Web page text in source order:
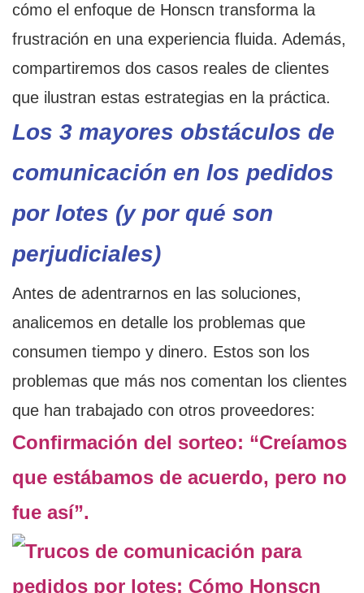
cómo el enfoque de Honscn transforma la
frustración en una experiencia fluida. Además,
compartiremos dos casos reales de clientes
que ilustran estas estrategias en la práctica.
Los 3 mayores obstáculos de
comunicación en los pedidos
por lotes (y por qué son
perjudiciales)
Antes de adentrarnos en las soluciones,
analicemos en detalle los problemas que
consumen tiempo y dinero. Estos son los
problemas que más nos comentan los clientes
que han trabajado con otros proveedores:
Confirmación del sorteo: “Creíamos
que estábamos de acuerdo, pero no
fue así”.